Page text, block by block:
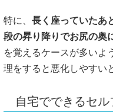
特に、 長く座っていたあ
段の昇り降りでお尻の奥
を覚えるケースが多いよ
理をすると悪化しやすい
自宅でできるセ